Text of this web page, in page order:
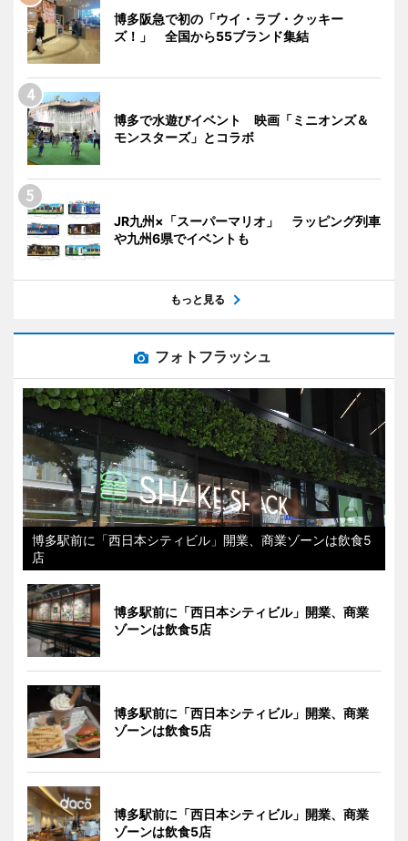
博多阪急で初の「ウイ・ラブ・クッキー
ズ！」 全国から55ブランド集結
博多で水遊びイベント 映画「ミニオンズ＆
モンスターズ」とコラボ
JR九州×「スーパーマリオ」 ラッピング列車
や九州6県でイベントも
もっと見る
フォトフラッシュ
博多駅前に「西日本シティビル」開業、商業ゾーンは飲食5
店
博多駅前に「西日本シティビル」開業、商業
ゾーンは飲食5店
博多駅前に「西日本シティビル」開業、商業
ゾーンは飲食5店
博多駅前に「西日本シティビル」開業、商業
ゾーンは飲食5店